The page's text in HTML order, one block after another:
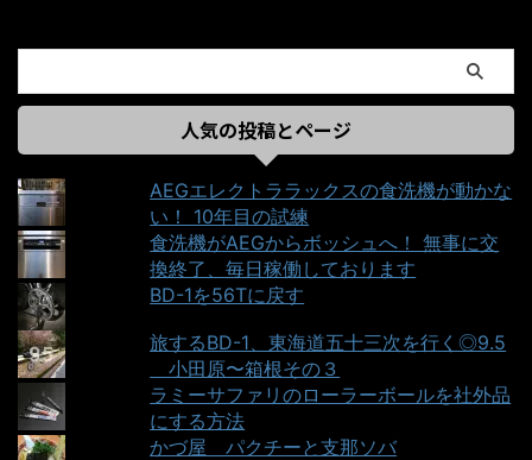
人気の投稿とページ
AEGエレクトララックスの食洗機が動かな
い！ 10年目の試練
食洗機がAEGからボッシュへ！ 無事に交
換終了、毎日稼働しております
BD-1を56Tに戻す
旅するBD-1、東海道五十三次を行く◎9.5
＿小田原〜箱根その３
ラミーサファリのローラーボールを社外品
にする方法
かづ屋＿パクチーと支那ソバ